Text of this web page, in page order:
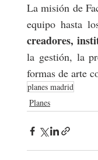
La misión de
equipo hasta
creadores,
la gestión, la
formas de arte
planes madrid
Planes